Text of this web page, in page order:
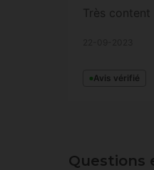
Très content
Avis vérifié
Questions